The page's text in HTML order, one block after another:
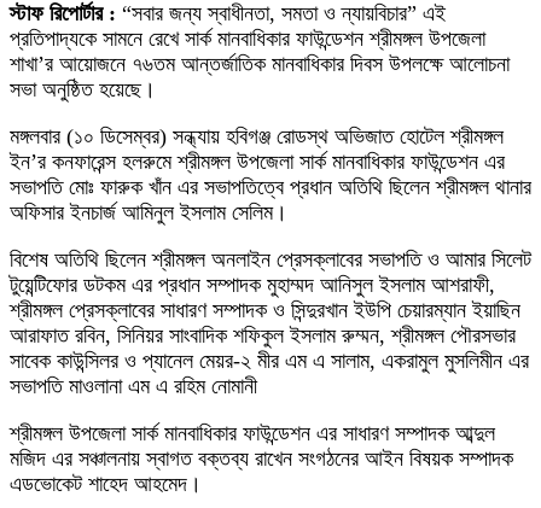
স্টাফ রিপোর্টার : “সবার জন্য স্বাধীনতা, সমতা ও ন্যায়বিচার” এই
প্রতিপাদ্যকে সামনে রেখে সার্ক মানবাধিকার ফাউন্ডেশন শ্রীমঙ্গল উপজেলা
শাখা’র আয়োজনে ৭৬তম আন্তর্জাতিক মানবাধিকার দিবস উপলক্ষে আলোচনা
সভা অনুষ্ঠিত হয়েছে।
মঙ্গলবার (১০ ডিসেম্বর) সন্ধ্যায় হবিগঞ্জ রোডস্থ অভিজাত হোটেল শ্রীমঙ্গল
ইন’র কনফারেন্স হলরুমে শ্রীমঙ্গল উপজেলা সার্ক মানবাধিকার ফাউন্ডেশন এর
সভাপতি মোঃ ফারুক খাঁন এর সভাপতিত্বে প্রধান অতিথি ছিলেন শ্রীমঙ্গল থানার
অফিসার ইনচার্জ আমিনুল ইসলাম সেলিম।
বিশেষ অতিথি ছিলেন শ্রীমঙ্গল অনলাইন প্রেসক্লাবের সভাপতি ও আমার সিলেট
টুয়েন্টিফোর ডটকম এর প্রধান সম্পাদক মুহাম্মদ আনিসুল ইসলাম আশরাফী,
শ্রীমঙ্গল প্রেসক্লাবের সাধারণ সম্পাদক ও সিন্দুরখান ইউপি চেয়ারম্যান ইয়াছিন
আরাফাত রবিন, সিনিয়র সাংবাদিক শফিকুল ইসলাম রুম্মন, শ্রীমঙ্গল পৌরসভার
সাবেক কাউন্সিলর ও প্যানেল মেয়র-২ মীর এম এ সালাম, একরামুল মুসলিমীন এর
সভাপতি মাওলানা এম এ রহিম নোমানী
শ্রীমঙ্গল উপজেলা সার্ক মানবাধিকার ফাউন্ডেশন এর সাধারণ সম্পাদক আব্দুল
মজিদ এর সঞ্চালনায় স্বাগত বক্তব্য রাখেন সংগঠনের আইন বিষয়ক সম্পাদক
এডভোকেট শাহেদ আহমেদ।